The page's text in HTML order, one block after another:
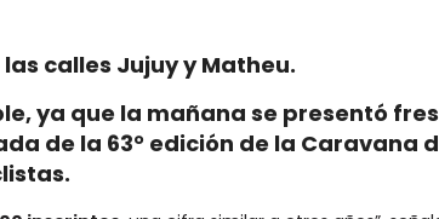
calles Jujuy y Matheu.
ya que la mañana se presentó
de la 63° edición de la Caravana